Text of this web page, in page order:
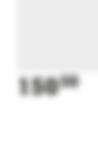
15050